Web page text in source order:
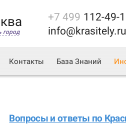
город
+7 499 112-49-
info@krasitely.ru
Контакты База Знаний
Вопросы и ответы по